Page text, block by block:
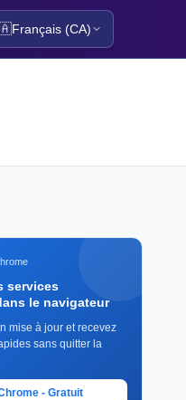
Français (CA)
services
le navigateur
mise à jour et recevez
sans quitter la
- Gratuit